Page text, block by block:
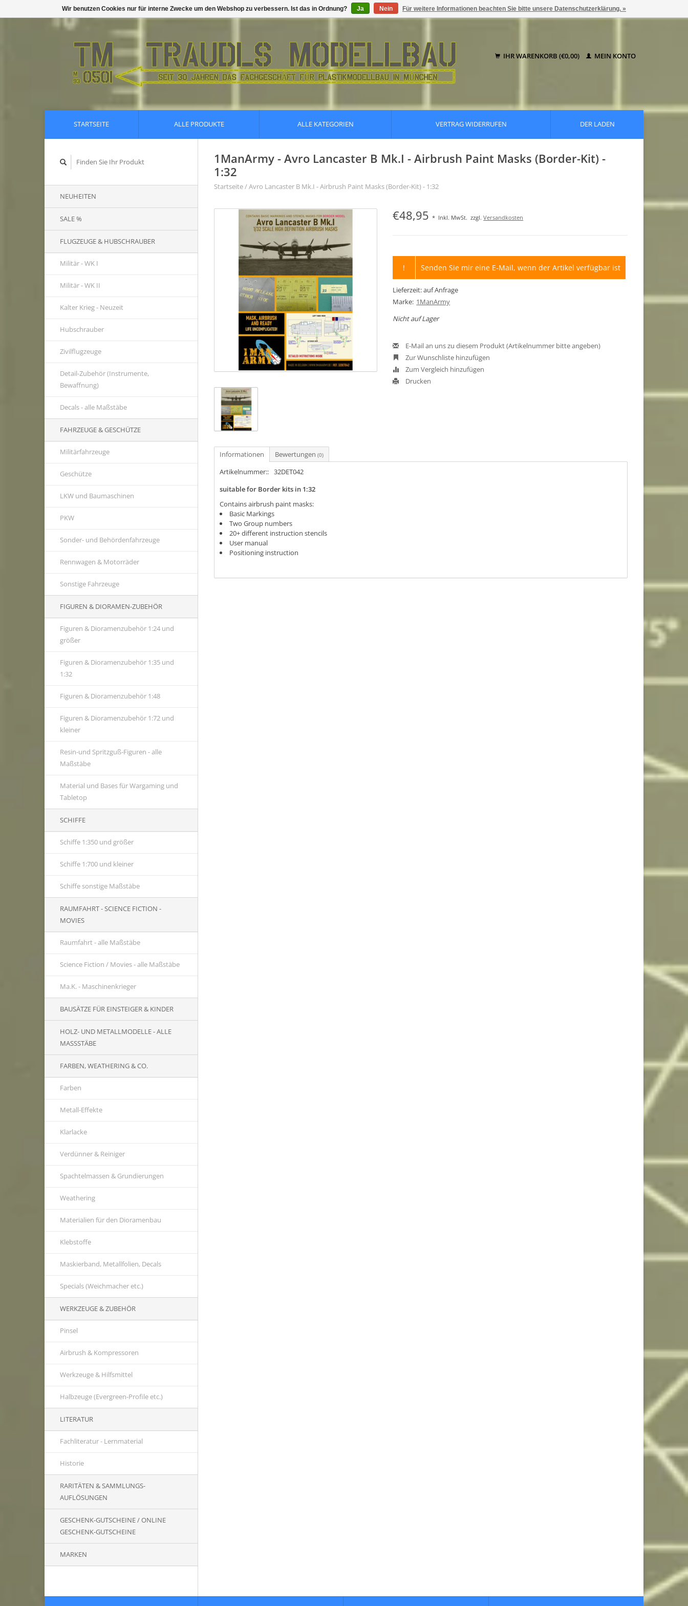
IHR WARENKORB (€0,00) MEIN KONTO
STARTSEITE ALLE PRODUKTE ALLE KATEGORIEN VERTRAG WIDERRUFEN DER LADEN
NEUHEITEN
SALE %
FLUGZEUGE & HUBSCHRAUBER
Militär - WK I
Militär - WK II
Kalter Krieg - Neuzeit
Hubschrauber
Zivilflugzeuge
Detail-Zubehör (Instrumente,
Bewaffnung)
Decals - alle Maßstäbe
FAHRZEUGE & GESCHÜTZE
Militärfahrzeuge
Geschütze
LKW und Baumaschinen
PKW
Sonder- und Behördenfahrzeuge
Rennwagen & Motorräder
Sonstige Fahrzeuge
FIGUREN & DIORAMEN-ZUBEHÖR
Figuren & Dioramenzubehör 1:24 und
größer
Figuren & Dioramenzubehör 1:35 und
1:32
Figuren & Dioramenzubehör 1:48
Figuren & Dioramenzubehör 1:72 und
kleiner
Resin-und Spritzguß-Figuren - alle
Maßstäbe
Material und Bases für Wargaming und
Tabletop
SCHIFFE
Schiffe 1:350 und größer
Schiffe 1:700 und kleiner
Schiffe sonstige Maßstäbe
RAUMFAHRT - SCIENCE FICTION -
MOVIES
Raumfahrt - alle Maßstäbe
Science Fiction / Movies - alle Maßstäbe
Ma.K. - Maschinenkrieger
BAUSÄTZE FÜR EINSTEIGER & KINDER
HOLZ- UND METALLMODELLE - ALLE
MASSSTÄBE
FARBEN, WEATHERING & CO.
Farben
Metall-Effekte
Klarlacke
Verdünner & Reiniger
Spachtelmassen & Grundierungen
Weathering
Materialien für den Dioramenbau
Klebstoffe
Maskierband, Metallfolien, Decals
Specials (Weichmacher etc.)
WERKZEUGE & ZUBEHÖR
Pinsel
Airbrush & Kompressoren
Werkzeuge & Hilfsmittel
Halbzeuge (Evergreen-Profile etc.)
LITERATUR
Fachliteratur - Lernmaterial
Historie
RARITÄTEN & SAMMLUNGS-
AUFLÖSUNGEN
GESCHENK-GUTSCHEINE / ONLINE
GESCHENK-GUTSCHEINE
MARKEN
1ManArmy - Avro Lancaster B Mk.I - Airbrush Paint Masks (Border-Kit) -
1:32
Startseite/Avro Lancaster B Mk.I - Airbrush Paint Masks (Border-Kit) - 1:32
€48,95* Inkl. MwSt. zzgl.Versandkosten
! Senden Sie mir eine E-Mail, wenn der Artikel verfügbar ist
Lieferzeit: auf Anfrage
Marke: 1ManArmy
Nicht auf Lager
E-Mail an uns zu diesem Produkt (Artikelnummer bitte angeben)
Zur Wunschliste hinzufügen
Zum Vergleich hinzufügen
Drucken
Informationen Bewertungen (0)
Artikelnummer:: 32DET042
suitable for Border kits in 1:32
Contains airbrush paint masks:
Basic Markings
Two Group numbers
20+ different instruction stencils
User manual
Positioning instruction
Wir benutzen Cookies nur für interne Zwecke um den Webshop zu verbessern. Ist das in Ordnung? Ja Nein Für weitere Informationen beachten Sie bitte unsere Datenschutzerklärung. »